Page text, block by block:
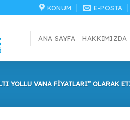
KONUM E-POSTA
ANA SAYFA HAKKIMIZDA
YOLLU VANA FIYATLARI” OLARAK